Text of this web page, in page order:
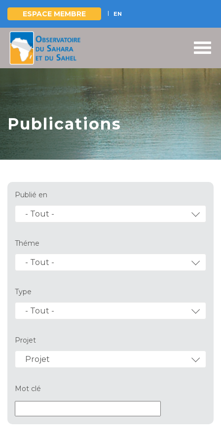
Aller
contenu
principal
ESPACE MEMBRE EN
Publications
Publié en
- Tout -
Théme
- Tout -
Type
- Tout -
Projet
Projet
Mot clé